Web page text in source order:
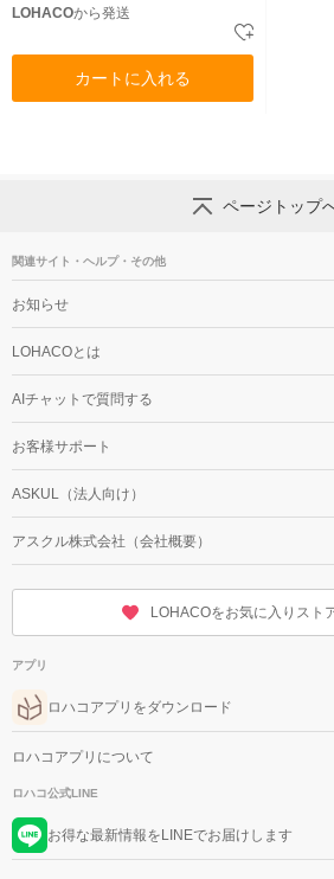
LOHACOから発送
カートに入れる
ページトップ
関連サイト・ヘルプ・その他
お知らせ
LOHACOとは
AIチャットで質問する
お客様サポート
ASKUL（法人向け）
アスクル株式会社（会社概要）
LOHACOをお気に入りスト
アプリ
ロハコアプリをダウンロード
ロハコアプリについて
ロハコ公式LINE
お得な最新情報をLINEでお届けします